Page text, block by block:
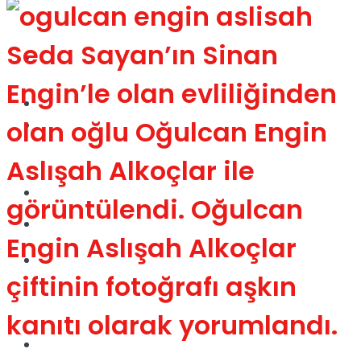
TV
Kadınca
Sinema
Tatil
Spor
Podcast
Seda Sayan’ın Sinan
Engin’le olan evliliğinden
olan oğlu Oğulcan Engin
Aslışah Alkoçlar ile
görüntülendi. Oğulcan
Engin Aslışah Alkoçlar
çiftinin fotoğrafı aşkın
kanıtı olarak yorumlandı.